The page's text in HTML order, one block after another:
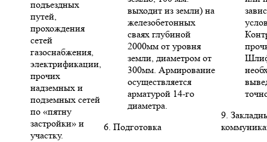
подъездных
путей,
прохождения
сетей
газоснабжения,
электрификации,
прочих
надземных и
подземных сетей
по «пятну
застройки» и
участку.
выходит из земли) на
железобетонных
сваях глубиной
2000мм от уровня
земли, диаметром от
300мм. Армирование
осуществляется
арматурой 14-го
диаметра.
6. Подготовка
9.